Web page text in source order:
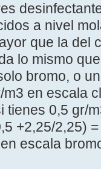
a nivel
que la del
lo mismo
bromo, o
m3 en escala
tienes 0,5 gr/
+2,25/2,25)
escala